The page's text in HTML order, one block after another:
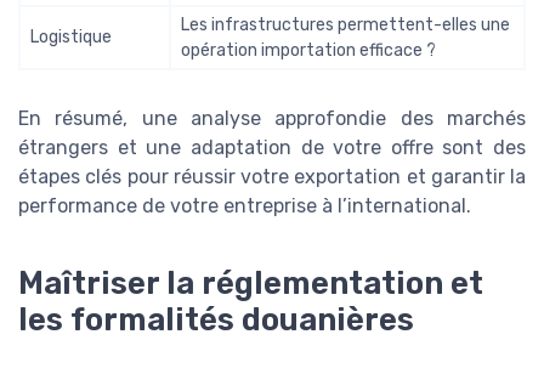
Logistique
Les infrastructures permettent-elles une
opération importation efficace ?
En résumé, une analyse approfondie des marchés
étrangers et une adaptation de votre offre sont des
étapes clés pour réussir votre exportation et garantir la
performance de votre entreprise à l’international.
Maîtriser la réglementation et
les formalités douanières